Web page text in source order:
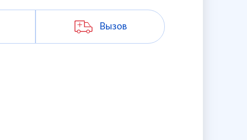
Вызов